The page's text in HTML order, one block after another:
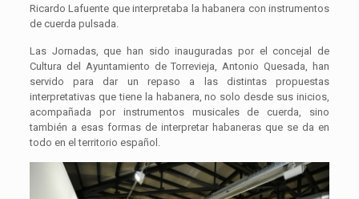
Ricardo Lafuente que interpretaba la habanera con instrumentos
de cuerda pulsada.
Las Jornadas, que han sido inauguradas por el concejal de
Cultura del Ayuntamiento de Torrevieja, Antonio Quesada, han
servido para dar un repaso a las distintas propuestas
interpretativas que tiene la habanera, no solo desde sus inicios,
acompañada por instrumentos musicales de cuerda, sino
también a esas formas de interpretar habaneras que se da en
todo en el territorio español.